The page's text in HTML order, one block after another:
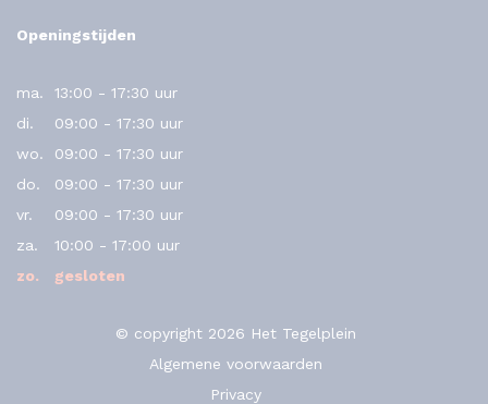
Openingstijden
ma.
13:00 - 17:30 uur
di.
09:00 - 17:30 uur
wo.
09:00 - 17:30 uur
do.
09:00 - 17:30 uur
vr.
09:00 - 17:30 uur
za.
10:00 - 17:00 uur
zo.
gesloten
© copyright 2026 Het Tegelplein
Algemene voorwaarden
Privacy